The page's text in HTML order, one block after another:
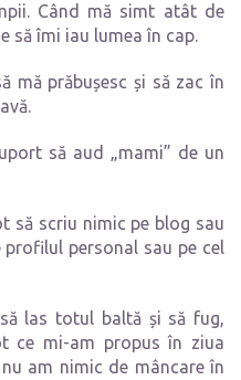
Când mă simt atât de
să îmi iau lumea în cap.
mă prăbușesc și să zac în
să aud „mami” de un
să scriu nimic pe blog sau
personal sau pe cel
las totul baltă și să fug,
ce mi-am propus în ziua
am nimic de mâncare în